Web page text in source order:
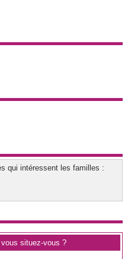
qui intéressent les familles :
situez-vous ?